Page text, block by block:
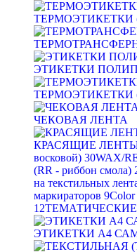
ТЕРМОЭТИКЕТКИ
ЭТИКЕТКИ
ТЕРМОЭТИКЕТКИ
ЧЕКОВАЯ ЛЕНТА
КРАСЯЩИЕ
восковой) 30WAX/
(RR - риббон смола)
на текстильных
маркираторов 9Color
12
ЭТИКЕТКИ А4